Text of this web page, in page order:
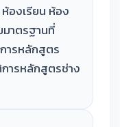
องเรียน ห้อง
มาตรฐานที่
ารหลักสูตร
ารหลักสูตรช่าง